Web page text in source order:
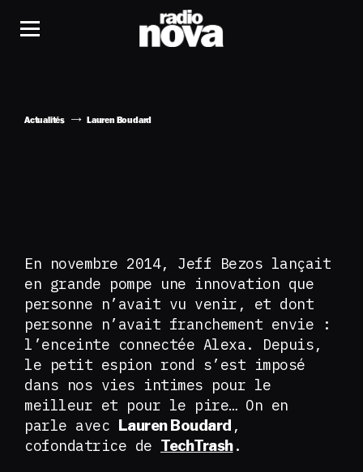
Actualités Lauren Boudard
En novembre 2014, Jeff Bezos lançait
en grande pompe une innovation que
personne n’avait vu venir, et dont
personne n’avait franchement envie :
l’enceinte connectée Alexa. Depuis,
le petit espion rond s’est imposé
dans nos vies intimes pour le
meilleur et pour le pire… On en
parle avec
Lauren Boudard ,
cofondatrice de TechTrash.